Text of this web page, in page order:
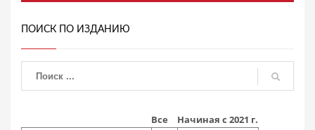
ПОИСК ПО ИЗДАНИЮ
Все
Начиная с 2021 г.